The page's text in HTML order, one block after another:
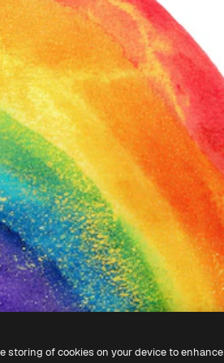
di immagini IA.
storing of cookies on your device to